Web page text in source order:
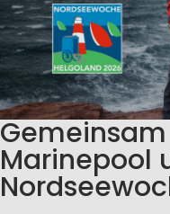
Marinepool